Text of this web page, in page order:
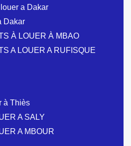
a Dakar
Dakar
À LOUER À MBAO
A LOUER A RUFISQUE
à Thiès
A SALY
A MBOUR